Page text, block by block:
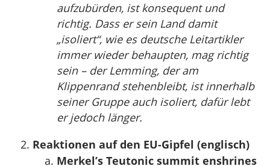
aufzubürden, ist konsequent und
richtig. Dass er sein Land damit
„isoliert“, wie es deutsche Leitartikler
immer wieder behaupten, mag richtig
sein – der Lemming, der am
Klippenrand stehenbleibt, ist innerhalb
seiner Gruppe auch isoliert, dafür lebt
er jedoch länger.
Reaktionen auf den EU-Gipfel (englisch)
Merkel’s Teutonic summit enshrines